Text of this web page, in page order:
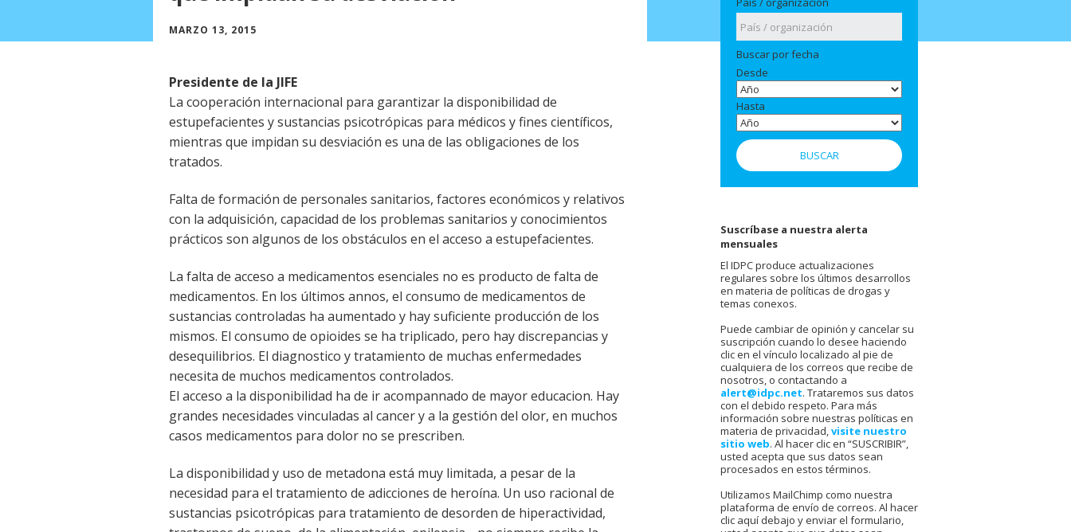
MARZO 13, 2015
Presidente de la JIFE
La cooperación internacional para garantizar la disponibilidad de
estupefacientes y sustancias psicotrópicas para médicos y fines científicos,
mientras que impidan su desviación es una de las obligaciones de los
tratados.
Falta de formación de personales sanitarios, factores económicos y relativos
con la adquisición, capacidad de los problemas sanitarios y conocimientos
prácticos son algunos de los obstáculos en el acceso a estupefacientes.
La falta de acceso a medicamentos esenciales no es producto de falta de
medicamentos. En los últimos annos, el consumo de medicamentos de
sustancias controladas ha aumentado y hay suficiente producción de los
mismos. El consumo de opioides se ha triplicado, pero hay discrepancias y
desequilibrios. El diagnostico y tratamiento de muchas enfermedades
necesita de muchos medicamentos controlados.
El acceso a la disponibilidad ha de ir acompannado de mayor educacion. Hay
grandes necesidades vinculadas al cancer y a la gestión del olor, en muchos
casos medicamentos para dolor no se prescriben.
La disponibilidad y uso de metadona está muy limitada, a pesar de la
necesidad para el tratamiento de adicciones de heroína. Un uso racional de
sustancias psicotrópicas para tratamiento de desorden de hiperactividad,
Buscar por fecha
Desde
Hasta
Suscríbase a nuestra alerta
mensuales
El IDPC produce actualizaciones
regulares sobre los últimos desarrollos
en materia de políticas de drogas y
temas conexos.
Puede cambiar de opinión y cancelar su
suscripción cuando lo desee haciendo
clic en el vínculo localizado al pie de
cualquiera de los correos que recibe de
nosotros, o contactando a
alert@idpc.net. Trataremos sus datos
con el debido respeto. Para más
información sobre nuestras políticas en
materia de privacidad,visite nuestro
sitio web. Al hacer clic en “SUSCRIBIR”,
usted acepta que sus datos sean
procesados en estos términos.
Utilizamos MailChimp como nuestra
plataforma de envío de correos. Al hacer
clic aquí debajo y enviar el formulario,